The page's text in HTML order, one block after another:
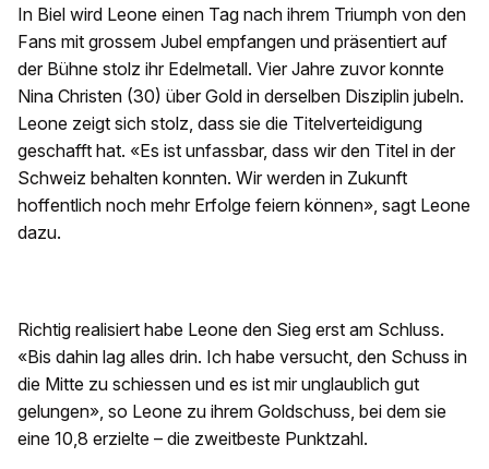
In Biel wird Leone einen Tag nach ihrem Triumph von den
Fans mit grossem Jubel empfangen und präsentiert auf
der Bühne stolz ihr Edelmetall. Vier Jahre zuvor konnte
Nina Christen (30) über Gold in derselben Disziplin jubeln.
Leone zeigt sich stolz, dass sie die Titelverteidigung
geschafft hat. «Es ist unfassbar, dass wir den Titel in der
Schweiz behalten konnten. Wir werden in Zukunft
hoffentlich noch mehr Erfolge feiern können», sagt Leone
dazu.
Richtig realisiert habe Leone den Sieg erst am Schluss.
«Bis dahin lag alles drin. Ich habe versucht, den Schuss in
die Mitte zu schiessen und es ist mir unglaublich gut
gelungen», so Leone zu ihrem Goldschuss, bei dem sie
eine 10,8 erzielte – die zweitbeste Punktzahl.